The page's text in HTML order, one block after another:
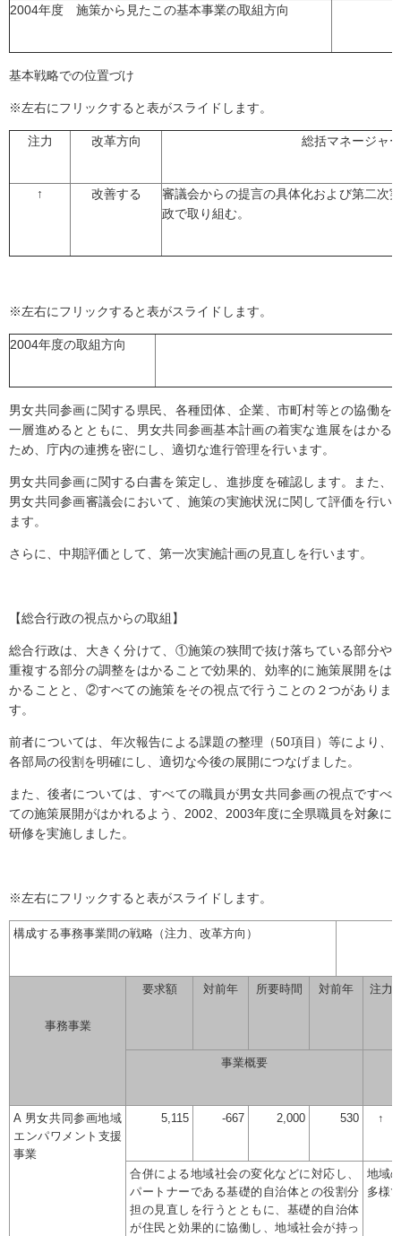
2004年度 施策から見たこの基本事業の取組方向
基本戦略での位置づけ
※左右にフリックすると表がスライドします。
注力 改革方向 総括マネージャ
↑ 改善する
審議会からの提言の具体化および第二次
政で取り組む。
※左右にフリックすると表がスライドします。
2004年度の取組方向
男女共同参画に関する県民、各種団体、企業、市町村等との協働を
一層進めるとともに、男女共同参画基本計画の着実な進展をはかる
ため、庁内の連携を密にし、適切な進行管理を行います。
男女共同参画に関する白書を策定し、進捗度を確認します。また、
男女共同参画審議会において、施策の実施状況に関して評価を行い
ます。
さらに、中期評価として、第一次実施計画の見直しを行います。
【総合行政の視点からの取組】
総合行政は、大きく分けて、①施策の狭間で抜け落ちている部分や
重複する部分の調整をはかることで効果的、効率的に施策展開をは
かることと、②すべての施策をその視点で行うことの２つがありま
す。
前者については、年次報告による課題の整理（50項目）等により、
各部局の役割を明確にし、適切な今後の展開につなげました。
また、後者については、すべての職員が男女共同参画の視点ですべ
ての施策展開がはかれるよう、2002、2003年度に全県職員を対象に
研修を実施しました。
※左右にフリックすると表がスライドします。
構成する事務事業間の戦略（注力、改革方向）
事務事業
要求額 対前年 所要時間 対前年 注力
事業概要
A 男女共同参画地域
エンパワメント支援
事業
5,115 -667 2,000 530 ↑
合併による地域社会の変化などに対応し、
パートナーである基礎的自治体との役割分
担の見直しを行うとともに、基礎的自治体
が住民と効果的に協働し、地域社会が持っ
地域
多様